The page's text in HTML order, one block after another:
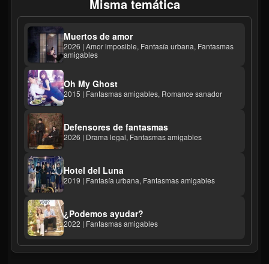
Misma temática
Muertos de amor
2026 | Amor imposible, Fantasía urbana, Fantasmas
amigables
Oh My Ghost
2015 | Fantasmas amigables, Romance sanador
Defensores de fantasmas
2026 | Drama legal, Fantasmas amigables
Hotel del Luna
2019 | Fantasía urbana, Fantasmas amigables
¿Podemos ayudar?
2022 | Fantasmas amigables